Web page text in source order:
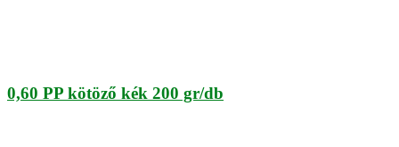
0,60 PP kötöző kék 200 gr/db